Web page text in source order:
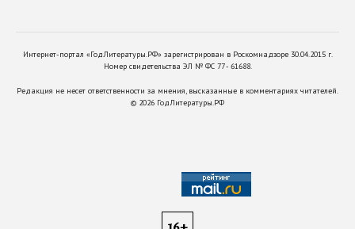
Интернет-портал «ГодЛитературы.РФ» зарегистрирован в Роскомнадзоре 30.04.2015 г.
Номер свидетельства ЭЛ № ФС 77 - 61688.
Редакция не несет ответственности за мнения, высказанные в комментариях читателей.
© 2026 ГодЛитературы.РФ